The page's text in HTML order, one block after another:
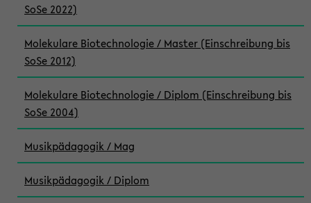
SoSe 2022)
Molekulare Biotechnologie / Master (Einschreibung bis
SoSe 2012)
Molekulare Biotechnologie / Diplom (Einschreibung bis
SoSe 2004)
Musikpädagogik / Mag
Musikpädagogik / Diplom